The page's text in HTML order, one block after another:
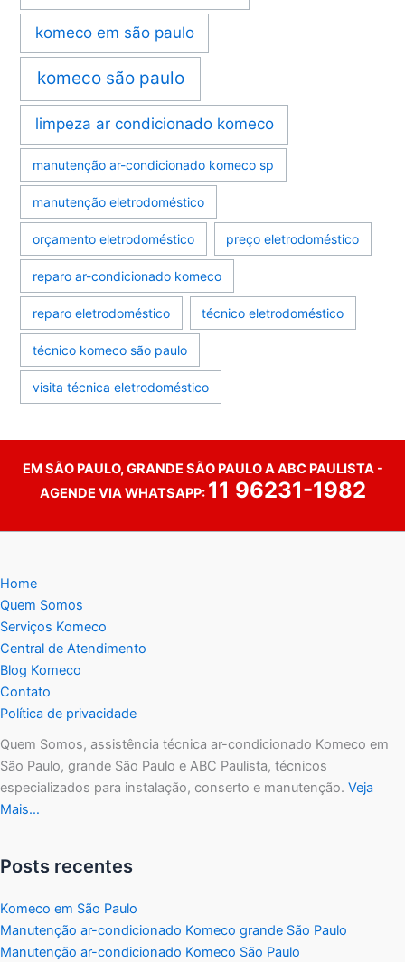
komeco em são paulo
komeco são paulo
limpeza ar condicionado komeco
manutenção ar-condicionado komeco sp
manutenção eletrodoméstico
orçamento eletrodoméstico preço eletrodoméstico
reparo ar-condicionado komeco
reparo eletrodoméstico técnico eletrodoméstico
técnico komeco são paulo
visita técnica eletrodoméstico
EM SÃO PAULO, GRANDE SÃO PAULO A ABC PAULISTA -
AGENDE VIA WHATSAPP: 11 96231-1982
Home
Quem Somos
Serviços Komeco
Central de Atendimento
Blog Komeco
Contato
Política de privacidade
Quem Somos, assistência técnica ar-condicionado Komeco em
São Paulo, grande São Paulo e ABC Paulista, técnicos
especializados para instalação, conserto e manutenção. Veja
Mais…
Posts recentes
Komeco em São Paulo
Manutenção ar-condicionado Komeco grande São Paulo
Manutenção ar-condicionado Komeco São Paulo